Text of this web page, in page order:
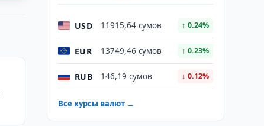
USD 11915,64 сумов ↑ 0.24%
EUR 13749,46 сумов ↑ 0.23%
RUB 146,19 сумов ↓ 0.12%
Все курсы валют →